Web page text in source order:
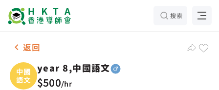
搜索
男-1名 year 8,中國語文，何文田 補習推介
返回
中國
語文
year 8,中國語文
$500/hr